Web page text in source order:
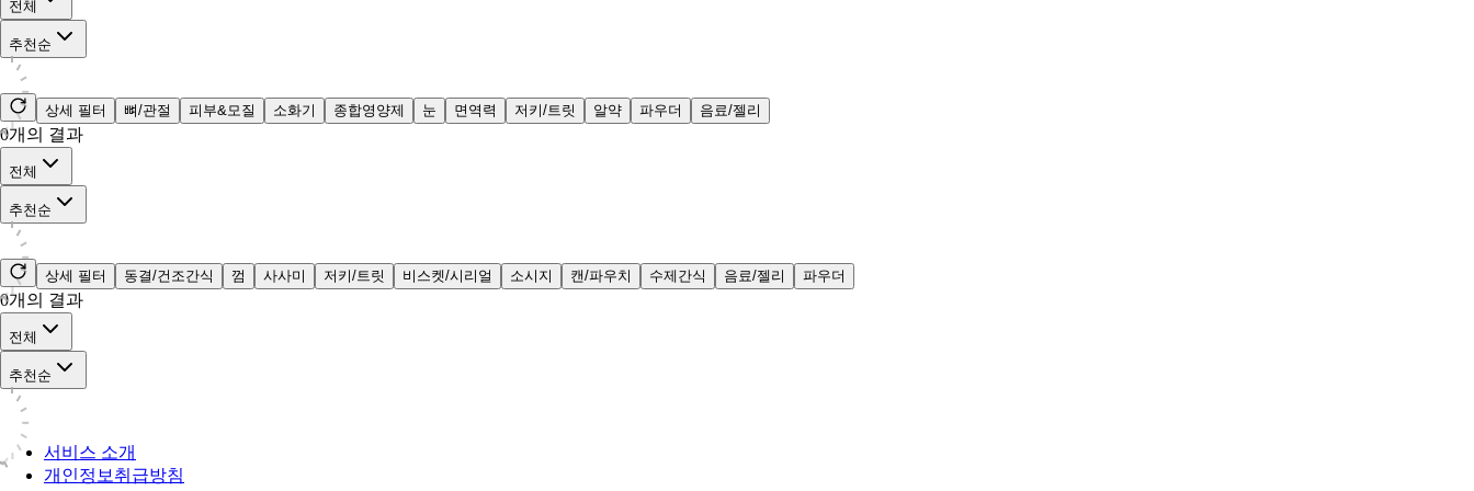
전체
추천순
상세 필터 뼈/관절 피부&모질 소화기 종합영양제 눈 면역력 저키/트릿 알약 파우더 음료/젤리
0개의 결과
전체
추천순
상세 필터 동결/건조간식 껌 사사미 저키/트릿 비스켓/시리얼 소시지 캔/파우치 수제간식 음료/젤리 파우더
0개의 결과
전체
추천순
서비스 소개
개인정보취급방침